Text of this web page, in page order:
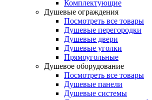
Комплектующие
Душевые ограждения
Посмотреть все товары
Душевые перегородки
Душевые двери
Душевые уголки
Прямоугольные
Душевое оборудование
Посмотреть все товары
Душевые панели
Душевые системы